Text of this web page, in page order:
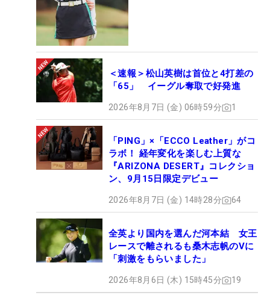
＜速報＞松山英樹は首位と4打差の
「65」 イーグル奪取で好発進
2026年8月7日 (金) 06時59分 1
「PING」×「ECCO Leather」がコ
ラボ！ 経年変化を楽しむ上質な
『ARIZONA DESERT』コレクショ
ン、9月15日限定デビュー
2026年8月7日 (金) 14時28分 64
全英より国内を選んだ河本結 女王
レースで離されるも桑木志帆のVに
「刺激をもらいました」
2026年8月6日 (木) 15時45分 19